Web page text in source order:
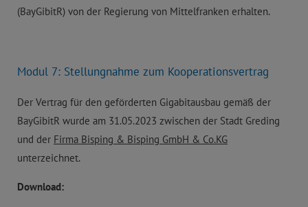
(BayGibitR) von der Regierung von Mittelfranken erhalten.
Modul 7: Stellungnahme zum Kooperationsvertrag
Der Vertrag für den geförderten Gigabitausbau gemäß der
BayGibitR wurde am 31.05.2023 zwischen der Stadt Greding
und der Firma Bisping & Bisping GmbH & Co.KG
unterzeichnet.
Download: